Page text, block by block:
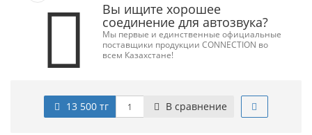
Вы ищите хорошее
соединение для автозвука?
Мы первые и единственные официальные
поставщики продукции CONNECTION во
всем Казахстане!
13 500 тг В сравнение